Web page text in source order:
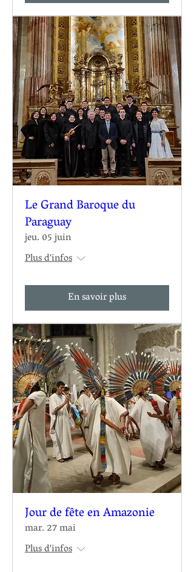
Le Grand Baroque du
Paraguay
jeu. 05 juin
Plus d'infos
En savoir plus
Jour de fête en Amazonie
mar. 27 mai
Plus d'infos